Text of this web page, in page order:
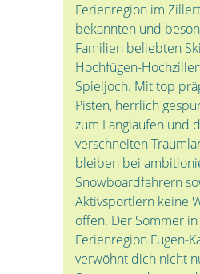
Ferienregion im
bekannten und
Familien beliebten
Hochfügen-
Spieljoch. Mit top
Pisten, herrlich
zum Langlaufen und
verschneiten
bleiben bei
Snowboardfahrern
Aktivsportlern keine
offen. Der Sommer
Ferienregion Fügen-
verwöhnt dich nicht